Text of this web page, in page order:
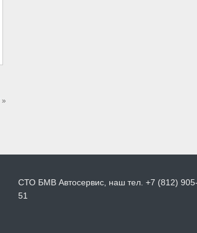
»
СТО БМВ Автосервис, наш тел. +7 (812)
51